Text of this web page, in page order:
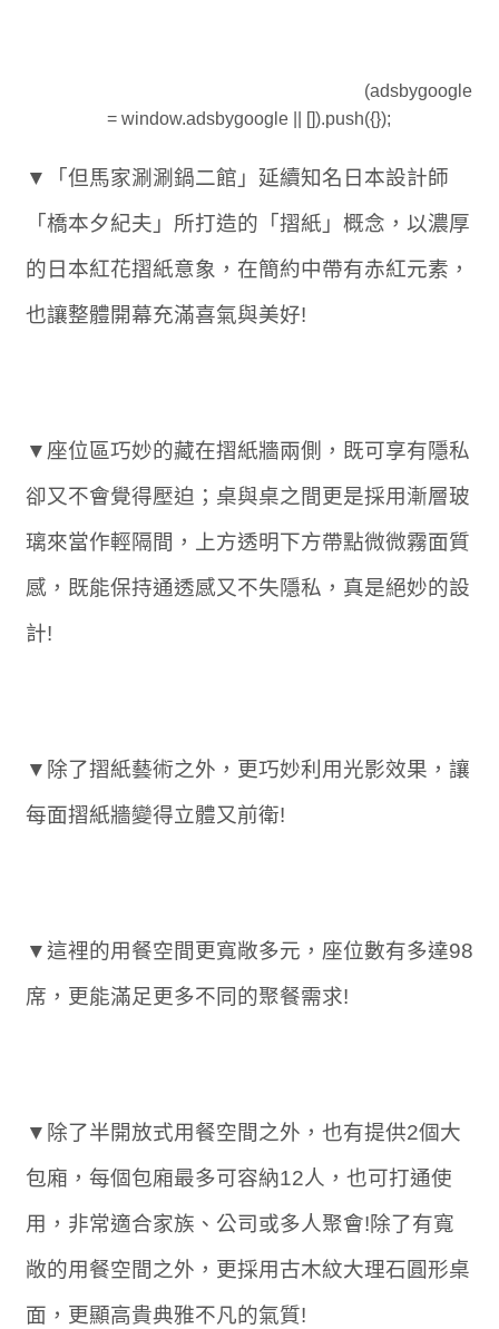
(adsbygoogle
= window.adsbygoogle || []).push({});
▼「但馬家涮涮鍋二館」延續知名日本設計師
「橋本夕紀夫」所打造的「摺紙」概念，以濃厚
的日本紅花摺紙意象，在簡約中帶有赤紅元素，
也讓整體開幕充滿喜氣與美好!
▼座位區巧妙的藏在摺紙牆兩側，既可享有隱私
卻又不會覺得壓迫；桌與桌之間更是採用漸層玻
璃來當作輕隔間，上方透明下方帶點微微霧面質
感，既能保持通透感又不失隱私，真是絕妙的設
計!
▼除了摺紙藝術之外，更巧妙利用光影效果，讓
每面摺紙牆變得立體又前衛!
▼這裡的用餐空間更寬敞多元，座位數有多達98
席，更能滿足更多不同的聚餐需求!
▼除了半開放式用餐空間之外，也有提供2個大
包廂，每個包廂最多可容納12人，也可打通使
用，非常適合家族、公司或多人聚會!除了有寬
敞的用餐空間之外，更採用古木紋大理石圓形桌
面，更顯高貴典雅不凡的氣質!